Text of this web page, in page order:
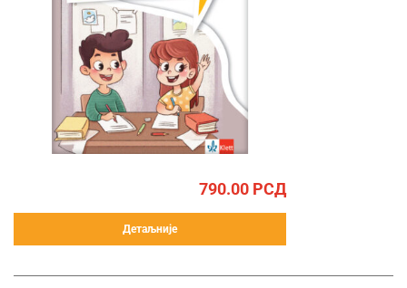
790.00 РСД
Детаљније